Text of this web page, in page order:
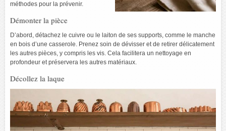
méthodes pour la prévenir.
Démonter la pièce
D’abord, détachez le cuivre ou le laiton de ses supports, comme le manche
en bois d’une casserole. Prenez soin de dévisser et de retirer délicatement
les autres pièces, y compris les vis. Cela facilitera un nettoyage en
profondeur et préservera les autres matériaux.
Décollez la laque